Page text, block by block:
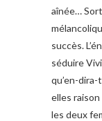
aînée…
succès.
séduire
qu’en-
elles raison
les deux